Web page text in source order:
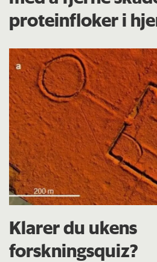
proteinfloker i
Klarer du ukens
forskningsquiz?